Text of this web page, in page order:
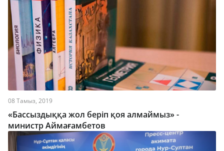
08 Тамыз, 2019
«Бассыздыққа жол беріп қоя алмаймыз» -
министр Аймағамбетов